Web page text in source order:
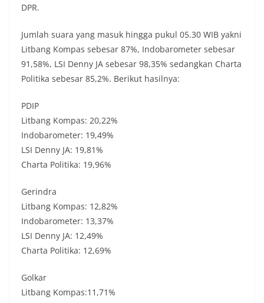
DPR.
Jumlah suara yang masuk hingga pukul 05.30 WIB yakni
Litbang Kompas sebesar 87%, Indobarometer sebesar
91,58%, LSI Denny JA sebesar 98,35% sedangkan Charta
Politika sebesar 85,2%. Berikut hasilnya:
PDIP
Litbang Kompas: 20,22%
Indobarometer: 19,49%
LSI Denny JA: 19,81%
Charta Politika: 19,96%
Gerindra
Litbang Kompas: 12,82%
Indobarometer: 13,37%
LSI Denny JA: 12,49%
Charta Politika: 12,69%
Golkar
Litbang Kompas:11,71%